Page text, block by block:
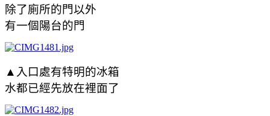
除了廁所的門以外
有一個陽台的門
▲入口處有特明的冰箱
水都已經先放在裡面了